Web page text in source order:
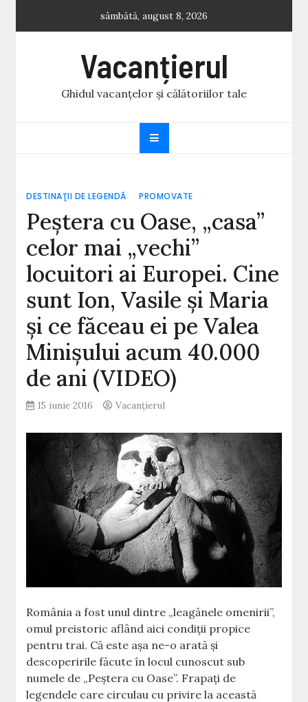
sâmbătă, august 8, 2026
Vacanțierul
Ghidul vacanțelor și călătoriilor tale
DESTINAŢII DE LEGENDĂ PROMOVATE
Peștera cu Oase, „casa”
celor mai „vechi”
locuitori ai Europei. Cine
sunt Ion, Vasile și Maria
și ce făceau ei pe Valea
Minișului acum 40.000
de ani (VIDEO)
15 iunie 2016 Vacanțierul
România a fost unul dintre „leagănele omenirii”,
omul preistoric aflând aici condiții propice
pentru trai. Că este așa ne-o arată și
descoperirile făcute în locul cunoscut sub
numele de „Peștera cu Oase”. Frapați de
legendele care circulau cu privire la această